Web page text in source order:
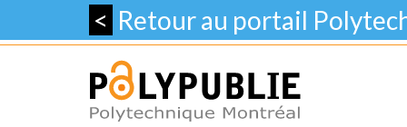
< Retour au portail